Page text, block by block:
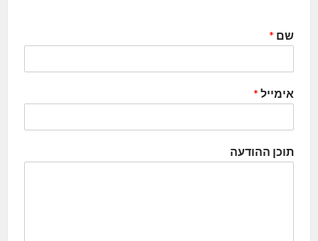
שם *
אימייל *
תוכן ההודעה